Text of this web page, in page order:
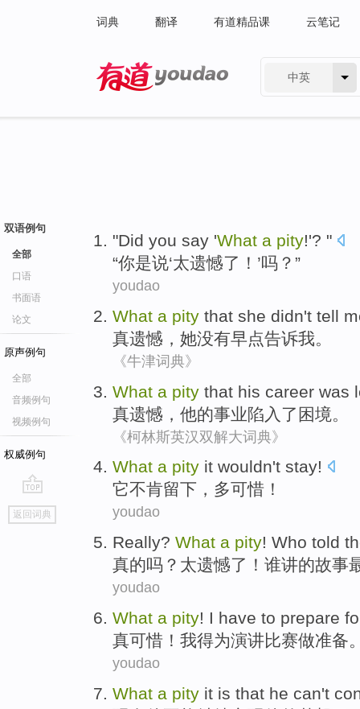
词典 翻译 有道精品课 云笔记
中英
双语例句
全部
口语
书面语
论文
原声例句
全部
音频例句
视频例句
权威例句
go
top
返回词典
"Did you say 'What a pity!'? "
“你是说‘太遗憾了！’吗？”
youdao
What a pity that she didn't tell
真遗憾， 她没有早点告诉我。
《牛津词典》
What a pity that his career was
真遗憾， 他的事业陷入了 困境。
《柯林斯英汉双解大词典》
What a pity it wouldn't stay!
它不肯留下 ，多可惜 ！
youdao
Really? What a pity! Who told
真的吗？太遗憾了！谁讲的故事
youdao
What a pity! I have to prepare
真可惜！我得为演讲比赛做准备
youdao
What a pity it is that he can't